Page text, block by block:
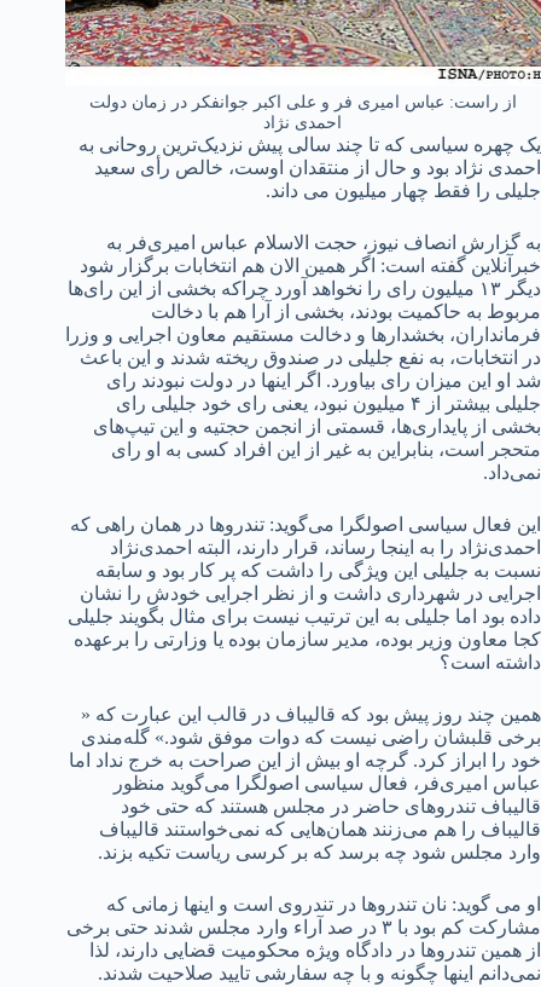
از راست: عباس امیری فر و علی اکبر جوانفکر در زمان دولت
احمدی نژاد
یک چهره سیاسی که تا چند سالی پیش نزدیک‌ترین روحانی به
احمدی نژاد بود و حال از منتقدان اوست، خالص رأی سعید
جلیلی را فقط چهار میلیون می داند.
به گزارش انصاف نیوز، حجت الاسلام عباس امیری‌فر به
خبرآنلاین گفته است: اگر همین الان هم انتخابات برگزار شود
دیگر ۱۳ میلیون رای را نخواهد آورد چراکه بخشی از این رای‌ها
مربوط به حاکمیت بودند، بخشی از آرا هم با دخالت
فرمانداران، بخشدارها و دخالت مستقیم معاون اجرایی و وزرا
در انتخابات، به نفع جلیلی در صندوق ریخته شدند و این باعث
شد او این میزان رای بیاورد. اگر اینها در دولت نبودند رای
جلیلی بیشتر از ۴ میلیون نبود، یعنی رای خود جلیلی رای
بخشی از پایداری‌ها، قسمتی از انجمن حجتیه و این تیپ‌های
متحجر است، بنابراین به غیر از این افراد کسی به او رای
نمی‌داد.
این فعال سیاسی اصولگرا می‌گوید: تندروها در همان راهی که
احمدی‌نژاد را به اینجا رساند، قرار دارند، البته احمدی‌نژاد
نسبت به جلیلی این ویژگی را داشت که پر کار بود و سابقه
اجرایی در شهرداری داشت و از نظر اجرایی خودش را نشان
داده بود اما جلیلی به این ترتیب نیست برای مثال بگویند جلیلی
کجا معاون وزیر بوده، مدیر سازمان بوده یا وزارتی را برعهده
داشته است؟
همین چند روز پیش بود که قالیباف در قالب این عبارت که «
برخی قلبشان راضی نیست که دوات موفق شود.» گله‌مندی
خود را ابراز کرد. گرچه او بیش از این صراحت به خرج نداد اما
عباس امیری‌فر، فعال سیاسی اصولگرا می‌گوید منظور
قالیباف تندروهای حاضر در مجلس هستند که حتی خود
قالیباف را هم می‌زنند همان‌هایی که نمی‌خواستند قالیباف
وارد مجلس شود چه برسد که بر کرسی ریاست تکیه بزند.
او می گوید: نان تندروها در تندروی است و اینها زمانی که
مشارکت کم بود با ۳ در صد آراء وارد مجلس شدند حتی برخی
از همین تندروها در دادگاه ویژه محکومیت قضایی دارند، لذا
نمی‌دانم اینها چگونه و با چه سفارشی تایید صلاحیت شدند.